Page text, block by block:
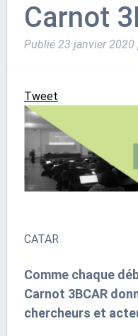
Carnot
Publié 23 janvier 2020
Tweet
CATAR
Comme chaque
Carnot 3BCAR
chercheurs et